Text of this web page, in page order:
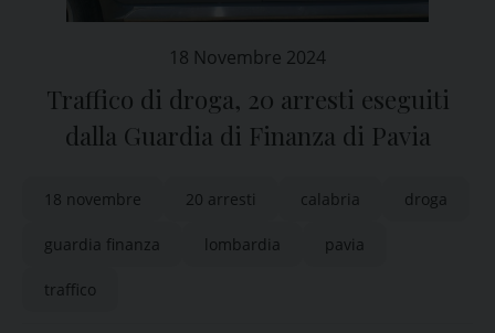
18 Novembre 2024
Traffico di droga, 20 arresti eseguiti
dalla Guardia di Finanza di Pavia
18 novembre 20 arresti calabria droga
guardia finanza lombardia pavia
traffico